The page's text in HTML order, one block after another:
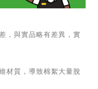
，與實品略有差異，實
材質，導致棉絮大量脫